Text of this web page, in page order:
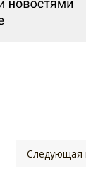
Следующая